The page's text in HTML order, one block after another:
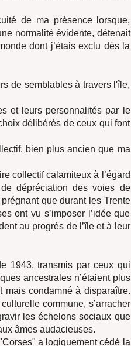
de ma présence lorsque,
normalité évidente, détenait
dont j’étais exclu dès la
de semblables à travers l'île,
et leurs personnalités par le
délibérés de ceux qui font
bien plus ancien que ma
collectif calamiteux à l’égard
dépréciation des voies de
que durant les Trente
ont vu s’imposer l’idée que
au progrès de l’île et à leur
1943, transmis par ceux qui
ancestrales n’étaient plus
mais condamné à disparaître.
commune, s’arracher
les échelons sociaux que
âmes audacieuses.
a logiquement cédé la